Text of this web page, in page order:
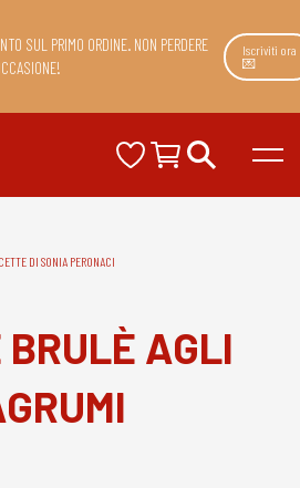
SUL PRIMO ORDINE. NON PERDERE
Iscriviti ora
💌
DI SONIA PERONACI
BRULÈ AGLI